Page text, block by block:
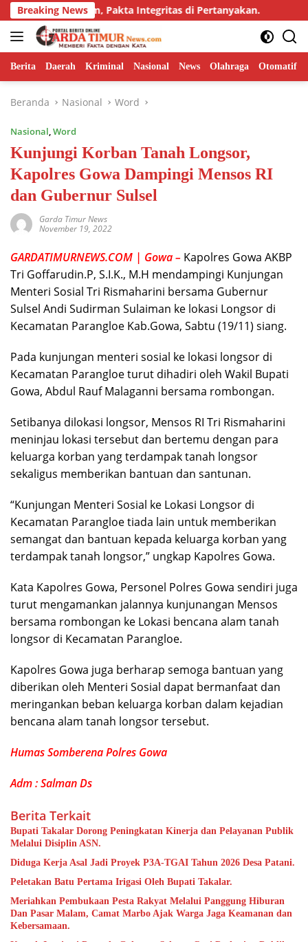
Langsung
ke
konten
Breaking News
Adendum, Pakta Integritas di Pertanyakan. Dorong
Berita Daerah Kriminal Nasional News Olahraga Otomatif
Beranda Nasional Word
Nasional,Word
Kunjungi Korban Tanah Longsor,
Kapolres Gowa Dampingi Mensos RI
dan Gubernur Sulsel
Garda Timur News
November 19, 2022
GARDATIMURNEWS.COM | Gowa – Kapolres Gowa AKBP
Tri Goffarudin.P, S.I.K., M.H mendampingi Kunjungan
Menteri Sosial Tri Rismaharini bersama Gubernur
Sulsel Andi Sudirman Sulaiman ke lokasi Longsor di
Kecamatan Parangloe Kab.Gowa, Sabtu (19/11) siang.
Pada kunjungan menteri sosial ke lokasi longsor di
Kecamatan Parangloe turut dihadiri oleh Wakil Bupati
Gowa, Abdul Rauf Malaganni bersama rombongan.
Setibanya dilokasi longsor, Mensos RI Tri Rismaharini
meninjau lokasi tersebut dan bertemu dengan para
keluarga korban yang terdampak tanah longsor
sekaligus memberikan bantuan dan santunan.
“Kunjungan Menteri Sosial ke Lokasi Longsor di
Kecamatan Parangloe tiada lain untuk memberikan
semangat dan bantuan kepada keluarga korban yang
terdampak tanah longsor,” ungkap Kapolres Gowa.
Kata Kapolres Gowa, Personel Polres Gowa sendiri juga
turut mengamankan jalannya kunjunangan Mensos
bersama rombongan ke Lokasi bencana alam tanah
longsor di Kecamatan Parangloe.
Kapolres Gowa juga berharap semoga bantuan yang
diberikan oleh Menteri Sosial dapat bermanfaat dan
meringankan beban keluarga korban dalam kejadian
bencana alam tanah longsor tersebut.
Humas Somberena Polres Gowa
Adm : Salman Ds
Berita Terkait
Bupati Takalar Dorong Peningkatan Kinerja dan Pelayanan Publik
Melalui Disiplin ASN.
Diduga Kerja Asal Jadi Proyek P3A-TGAI Tahun 2026 Desa Patani.
Peletakan Batu Pertama Irigasi Oleh Bupati Takalar.
Meriahkan Pembukaan Pesta Rakyat Melalui Panggung Hiburan
Dan Pasar Malam, Camat Marbo Ajak Warga Jaga Keamanan dan
Kebersamaan.